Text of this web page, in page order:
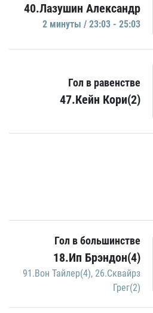
40.Лазушин Александр
2 минуты / 23:03 - 25:03
Гол в равенстве
47.Кейн Кори(2)
Гол в большинстве
18.Ип Брэндон(4)
91.Вон Тайлер(4), 26.Сквайрз
Грег(2)